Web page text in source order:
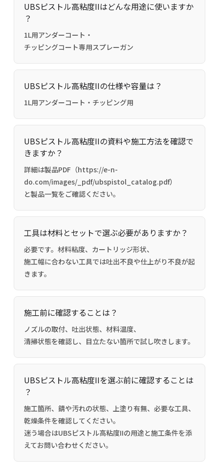
UBSピストル高粘度IIはどんな用途に使いますか
？
1L用アンダーコート・
チッピングコート専用スプレーガン
UBSピストル高粘度IIの仕様や容量は？
1L用アンダーコート・チッピング用
UBSピストル高粘度IIの資料や施工方法を確認で
きますか？
詳細は製品PDF（https://e-n-
do.com/images/_pdf/ubspistol_catalog.pdf）
と製品一覧をご確認ください。
工具は材料とセットで選ぶ必要がありますか？
必要です。材料粘度、カートリッジ形状、
施工幅に合わない工具では吐出不良や仕上がり不良が起
きます。
施工前に確認することは？
ノズルの取付、吐出状態、材料温度、
清掃状態を確認し、目立たない箇所で試し吹きします。
UBSピストル高粘度IIを選ぶ前に確認することは
？
施工箇所、錆や汚れの状態、上塗り有無、必要な工具、
乾燥条件を確認してください。
迷う場合はUBSピストル高粘度IIの用途と施工条件を添
えてお問い合わせください。